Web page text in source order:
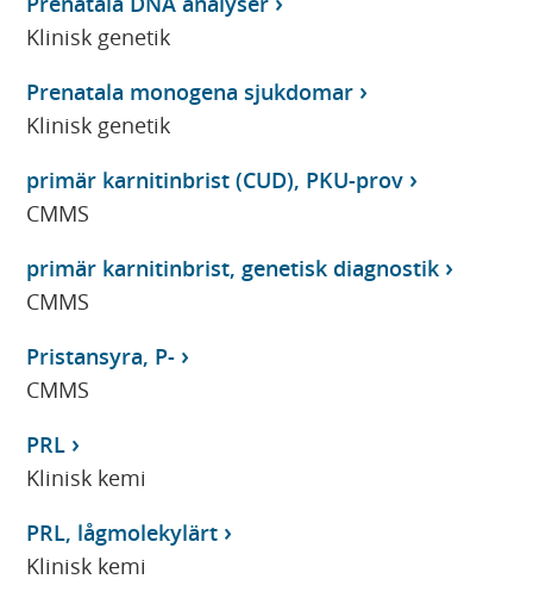
Klinisk genetik
Prenatala monogena sjukdomar
Klinisk genetik
primär karnitinbrist (CUD), PKU-prov
CMMS
primär karnitinbrist, genetisk diagnostik
CMMS
Pristansyra, P-
CMMS
PRL
Klinisk kemi
PRL, lågmolekylärt
Klinisk kemi